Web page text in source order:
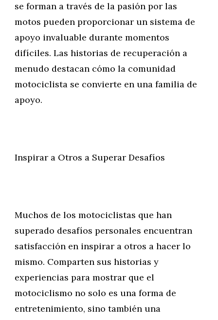
se forman a través de la pasión por las
motos pueden proporcionar un sistema de
apoyo invaluable durante momentos
difíciles. Las historias de recuperación a
menudo destacan cómo la comunidad
motociclista se convierte en una familia de
apoyo.
Inspirar a Otros a Superar Desafíos
Muchos de los motociclistas que han
superado desafíos personales encuentran
satisfacción en inspirar a otros a hacer lo
mismo. Comparten sus historias y
experiencias para mostrar que el
motociclismo no solo es una forma de
entretenimiento, sino también una